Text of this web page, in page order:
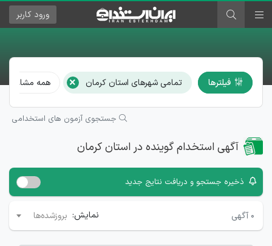
ورود کاربر
فیلترها تمامی شهرهای استان کرمان × همه مشاغل
جستجوی آزمون های استخدامی
آگهی استخدام گوینده در استان کرمان
ذخیره جستجو و دریافت نتایج جدید
۰ آگهی نمایش: بروزشده‌ها